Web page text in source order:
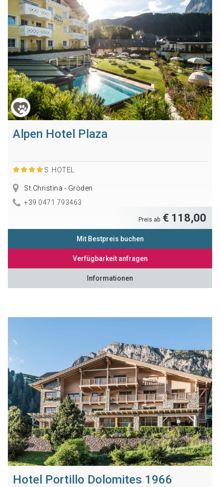
Alpen Hotel Plaza
S HOTEL
St.Christina - Gröden
+39 0471 793463
Preis ab € 118,00
Mit Bestpreis buchen
Verfügbarkeit anfragen
Informationen
Hotel Portillo Dolomites 1966